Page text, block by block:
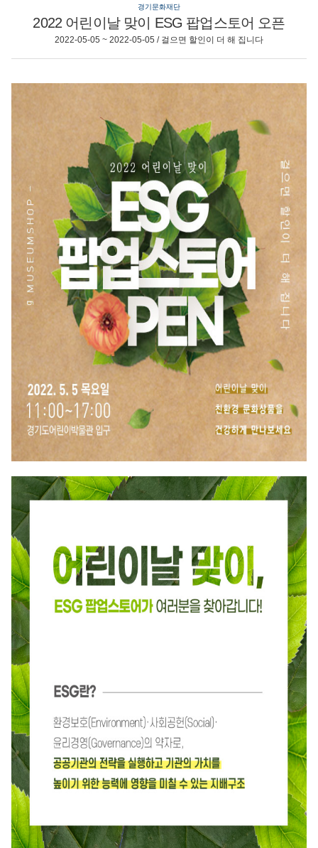
경기문화재단
2022 어린이날 맞이 ESG 팝업스토어 오픈
2022-05-05 ~ 2022-05-05 / 걸으면 할인이 더 해 집니다